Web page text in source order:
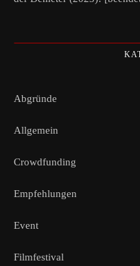
Abgründe
Allgemein
Crowdfunding
Empfehlungen
Event
Filmfestival